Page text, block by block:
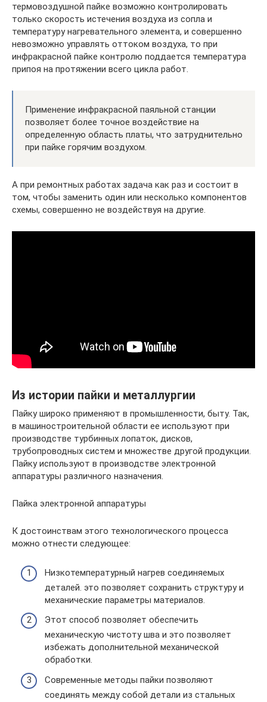
термовоздушной пайке возможно контролировать
только скорость истечения воздуха из сопла и
температуру нагревательного элемента, и совершенно
невозможно управлять оттоком воздуха, то при
инфракрасной пайке контролю поддается температура
припоя на протяжении всего цикла работ.
Применение инфракрасной паяльной станции
позволяет более точное воздействие на
определенную область платы, что затруднительно
при пайке горячим воздухом.
А при ремонтных работах задача как раз и состоит в
том, чтобы заменить один или несколько компонентов
схемы, совершенно не воздействуя на другие.
Из истории пайки и металлургии
Пайку широко применяют в промышленности, быту. Так,
в машиностроительной области ее используют при
производстве турбинных лопаток, дисков,
трубопроводных систем и множестве другой продукции.
Пайку используют в производстве электронной
аппаратуры различного назначения.
Пайка электронной аппаратуры
К достоинствам этого технологического процесса
можно отнести следующее:
Низкотемпературный нагрев соединяемых
деталей. это позволяет сохранить структуру и
механические параметры материалов.
Этот способ позволяет обеспечить
механическую чистоту шва и это позволяет
избежать дополнительной механической
обработки.
Современные методы пайки позволяют
соединять между собой детали из стальных